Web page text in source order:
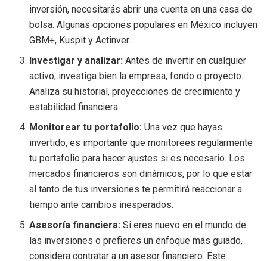
inversión, necesitarás abrir una cuenta en una casa de
bolsa. Algunas opciones populares en México incluyen
GBM+, Kuspit y Actinver.
Investigar y analizar: Antes de invertir en cualquier
activo, investiga bien la empresa, fondo o proyecto.
Analiza su historial, proyecciones de crecimiento y
estabilidad financiera.
Monitorear tu portafolio: Una vez que hayas
invertido, es importante que monitorees regularmente
tu portafolio para hacer ajustes si es necesario. Los
mercados financieros son dinámicos, por lo que estar
al tanto de tus inversiones te permitirá reaccionar a
tiempo ante cambios inesperados.
Asesoría financiera: Si eres nuevo en el mundo de
las inversiones o prefieres un enfoque más guiado,
considera contratar a un asesor financiero. Este